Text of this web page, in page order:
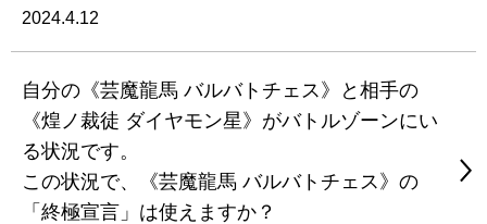
2024.4.12
自分の《芸魔龍馬 バルバトチェス》と相手の
《煌ノ裁徒 ダイヤモン星》がバトルゾーンにい
る状況です。
この状況で、《芸魔龍馬 バルバトチェス》の
「終極宣言」は使えますか？